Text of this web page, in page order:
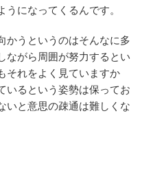
になってくるんです。
かうというのはそんなに多
ながら周囲が努力するとい
それをよく見ていますか
いるという姿勢は保ってお
いと意思の疎通は難しくな